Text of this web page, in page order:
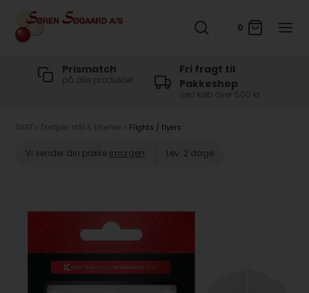
0
Prismatch
på alle produkter
Fri fragt til
Pakkeshop
ved køb over 500 kr
DART Dartpile stål & tilbehør Flights / flyers
Vi sender din pakke imorgen Lev. 2 dage